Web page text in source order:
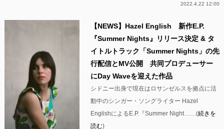
2022.4.22 12:00
【NEWS】Hazel English 新作E.P.
『Summer Nights』リリース決定 & タ
イトルトラック「Summer Nights」の先
行配信とMV公開 共同プロデューサー
にDay Waveを迎えた作品
シドニー出身で現在はロサンゼルスを拠点に活
動中のシンガー・ソングライター Hazel
EnglishによるE.P.『Summer Night……(続きを
読む)